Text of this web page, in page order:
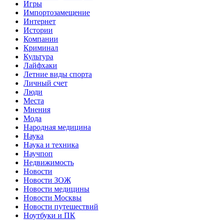
Игры
Импортозамещение
Интернет
Истории
Компании
Криминал
Культура
Лайфхаки
Летние виды спорта
Личный счет
Люди
Места
Мнения
Мода
Народная медицина
Наука
Наука и техника
Научпоп
Недвижимость
Новости
Новости ЗОЖ
Новости медицины
Новости Москвы
Новости путешествий
Ноутбуки и ПК